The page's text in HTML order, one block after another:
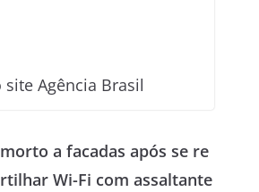
Agência Brasil
a facadas após se re
Wi-Fi com assaltante